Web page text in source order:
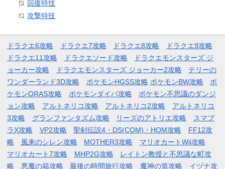
回復特技
攻撃特技
ドラクエ6攻略 ドラクエ7攻略 ドラクエ8攻略
ドラクエ9攻略
ドラクエ11攻略
ドラクエソード攻略
ドラクエモンスターズ ジ
ョーカー攻略
ドラクエモンスターズ ジョーカー2攻略
テリーの
ワンダーランド3D攻略
ポケモンHGSS攻略 ポケモンBW攻略
ポ
ケモンORAS攻略
ポケモンダイパ攻略
ポケモン不思議のダンジ
ョン攻略
アルトネリコ攻略 アルトネリコ2攻略
アルトネリコ
3攻略
グランファンタズム攻略 リーズのアトリエ攻略
スマブ
ラX攻略
VP2攻略 聖剣伝説4・DS(COM)・HOM攻略
FF12攻
略
風来のシレン攻略 MOTHER3攻略
マリオカートWii攻略
マリオカート7攻略
MHP2G攻略
レイトン教授と不思議な町攻
略
悪魔の箱攻略 最後の時間旅行攻略 魔神の笛攻略 イヅナ攻